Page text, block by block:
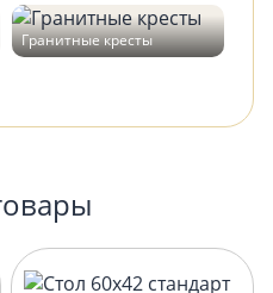
Гранитные кресты